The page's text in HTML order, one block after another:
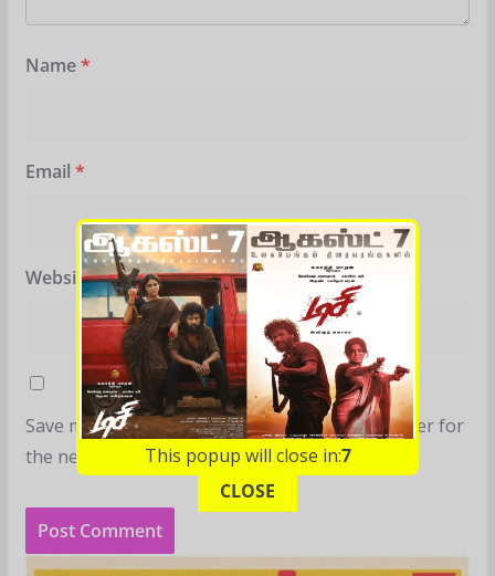
Name*
Email *
Website
Save my name, email, and website in this browser for
the next time I comment.This popup will close in:6
CLOSE